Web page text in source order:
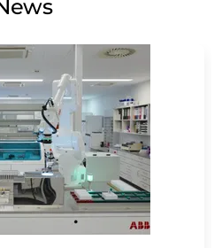
ohne Angabe von
Mail unter
für die Zukunft
E-Mail ein Link zur
Newsletters